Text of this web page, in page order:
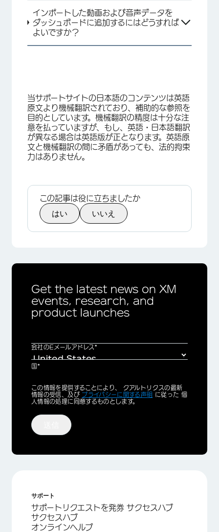
インポートした動画および音声データを
ダッシュボードに追加するにはどうすれば
よいですか？
当サポートサイトの日本語のコンテンツは英語
原文より機械翻訳されており、補助的な参照を
目的としています。機械翻訳の精度は十分な注
意を払っていますが、もし、英語・日本語翻訳
が異なる場合は英語版が正となります。英語原
文と機械翻訳の間に矛盾があっても、法的拘束
力はありません。
この記事は役に立ちましたか
はい いいえ
Get the latest news on XM
events, research, and
product launches
会社のEメールアドレス*
国*
Privacy
Optin
この情報を提供することにより、 クアルトリクスの最新
情報の受信、及び プライバシーに関する声明 に従った 個
人情報の処理に同意するものとします。
サポート
サポートリクエストを発券 サクセスハブ
サクセスハブ
オンラインヘルプ